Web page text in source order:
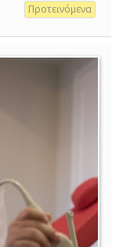
Προτεινόμενα